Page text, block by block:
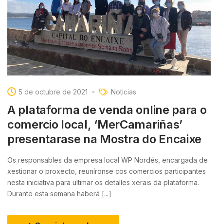
5 de octubre de 2021 Noticias
A plataforma de venda online para o
comercio local, ‘MerCamariñas’
presentarase na Mostra do Encaixe
Os responsables da empresa local WP Nordés, encargada de
xestionar o proxecto, reuníronse cos comercios participantes
nesta iniciativa para ultimar os detalles xerais da plataforma.
Durante esta semana haberá [...]